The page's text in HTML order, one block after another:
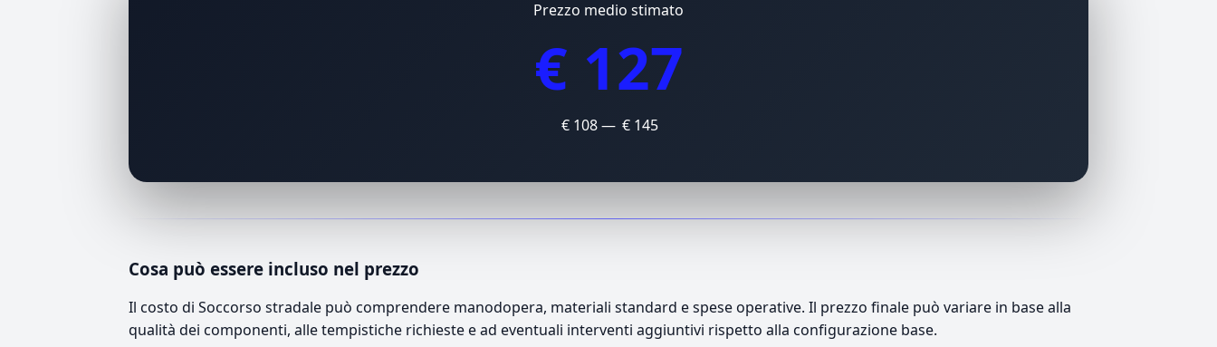
Prezzo medio stimato
€ 127
€ 108 — € 145
Cosa può essere incluso nel prezzo
Il costo di Soccorso stradale può comprendere manodopera, materiali standard e spese operative. Il prezzo finale può variare in base alla
qualità dei componenti, alle tempistiche richieste e ad eventuali interventi aggiuntivi rispetto alla configurazione base.